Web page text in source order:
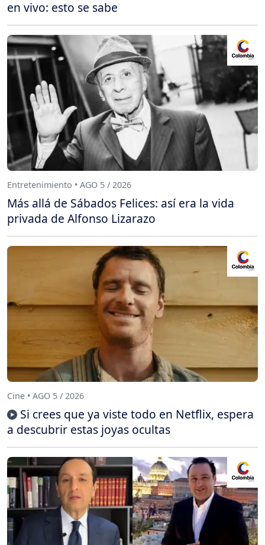
en vivo: esto se sabe
Entretenimiento • AGO 5 / 2026
Más allá de Sábados Felices: así era la vida
privada de Alfonso Lizarazo
Cine • AGO 5 / 2026
Si crees que ya viste todo en Netflix, espera
a descubrir estas joyas ocultas